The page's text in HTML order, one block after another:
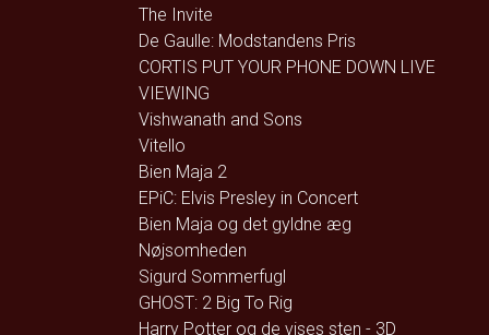
The Invite
De Gaulle: Modstandens Pris
CORTIS PUT YOUR PHONE DOWN LIVE
VIEWING
Vishwanath and Sons
Vitello
Bien Maja 2
EPiC: Elvis Presley in Concert
Bien Maja og det gyldne æg
Nøjsomheden
Sigurd Sommerfugl
GHOST: 2 Big To Rig
Harry Potter og de vises sten - 3D